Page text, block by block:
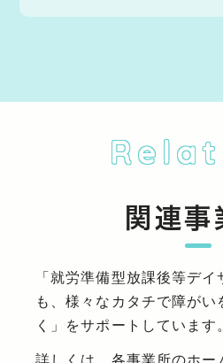
関連事
「就労準備型放課後等デ
も、様々なカタチで障が
く」をサポートしています。
詳しくは、各事業所のホー